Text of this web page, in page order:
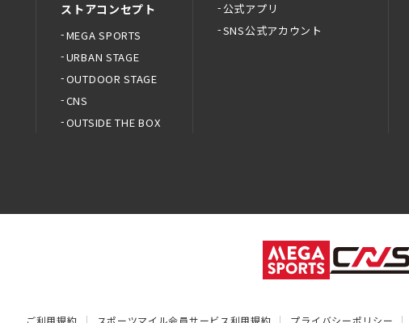
ストアコンセプト
MEGA SPORTS
URBAN STAGE
OUTDOOR STAGE
CNS
OUTSIDE THE BOX
公式アプリ
SNS公式アカウント
ご利用規約 スポーツマイル会員サービス利用規約 プライバシーポリシー